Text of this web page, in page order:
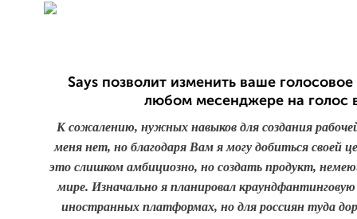
Says позволит изменить ваше
любом месенджере на голос
К сожалению, нужных навыков для создания
меня нет, но благодаря Вам я могу добиться своей
это слишком амбициозно, но создать продукт,
мире. Изначально я планировал
иностранных платформах, но для россиян туда